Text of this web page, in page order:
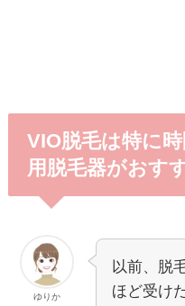
VIO脱毛は特に
用脱毛器がおす
ゆりか
以前、脱
ほど受け